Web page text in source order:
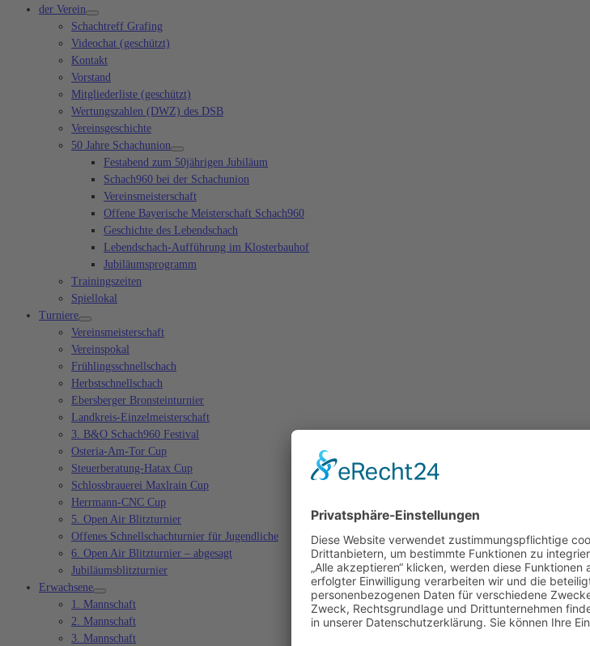
der Verein
Schachtreff Grafing
Videochat (geschützt)
Kontakt
Vorstand
Mitgliederliste (geschützt)
Wertungszahlen (DWZ) des DSB
Vereinsgeschichte
50 Jahre Schachunion
Festabend zum 50jährigen Jubiläum
Schach960 bei der Schachunion
Vereinsmeisterschaft
Offene Bayerische Meisterschaft Schach960
Geschichte des Lebendschach
Lebendschach-Aufführung im Klosterbauhof
Jubiläumsprogramm
Trainingszeiten
Spiellokal
Turniere
Vereinsmeisterschaft
Vereinspokal
Frühlingsschnellschach
Herbstschnellschach
Ebersberger Bronsteinturnier
Landkreis-Einzelmeisterschaft
3. B&O Schach960 Festival
Osteria-Am-Tor Cup
Steuerberatung-Hatax Cup
Schlossbrauerei Maxlrain Cup
Herrmann-CNC Cup
5. Open Air Blitzturnier
Offenes Schnellschachturnier für Jugendliche
6. Open Air Blitzturnier – abgesagt
Jubiläumsblitzturnier
Erwachsene
1. Mannschaft
2. Mannschaft
3. Mannschaft